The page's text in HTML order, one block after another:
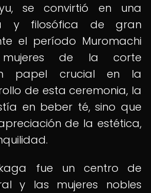
se convirtió en una
y filosófica de gran
el período Muromachi
mujeres de la corte
papel crucial en la
de esta ceremonia, la
en beber té, sino que
de la estética,
fue un centro de
y las mujeres nobles